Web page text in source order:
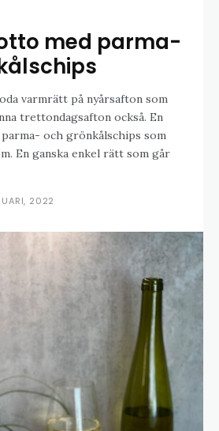
med parma-
varmrätt på nyårsafton som
trettondagsafton också. En
och grönkålschips som
En ganska enkel rätt som går
2022